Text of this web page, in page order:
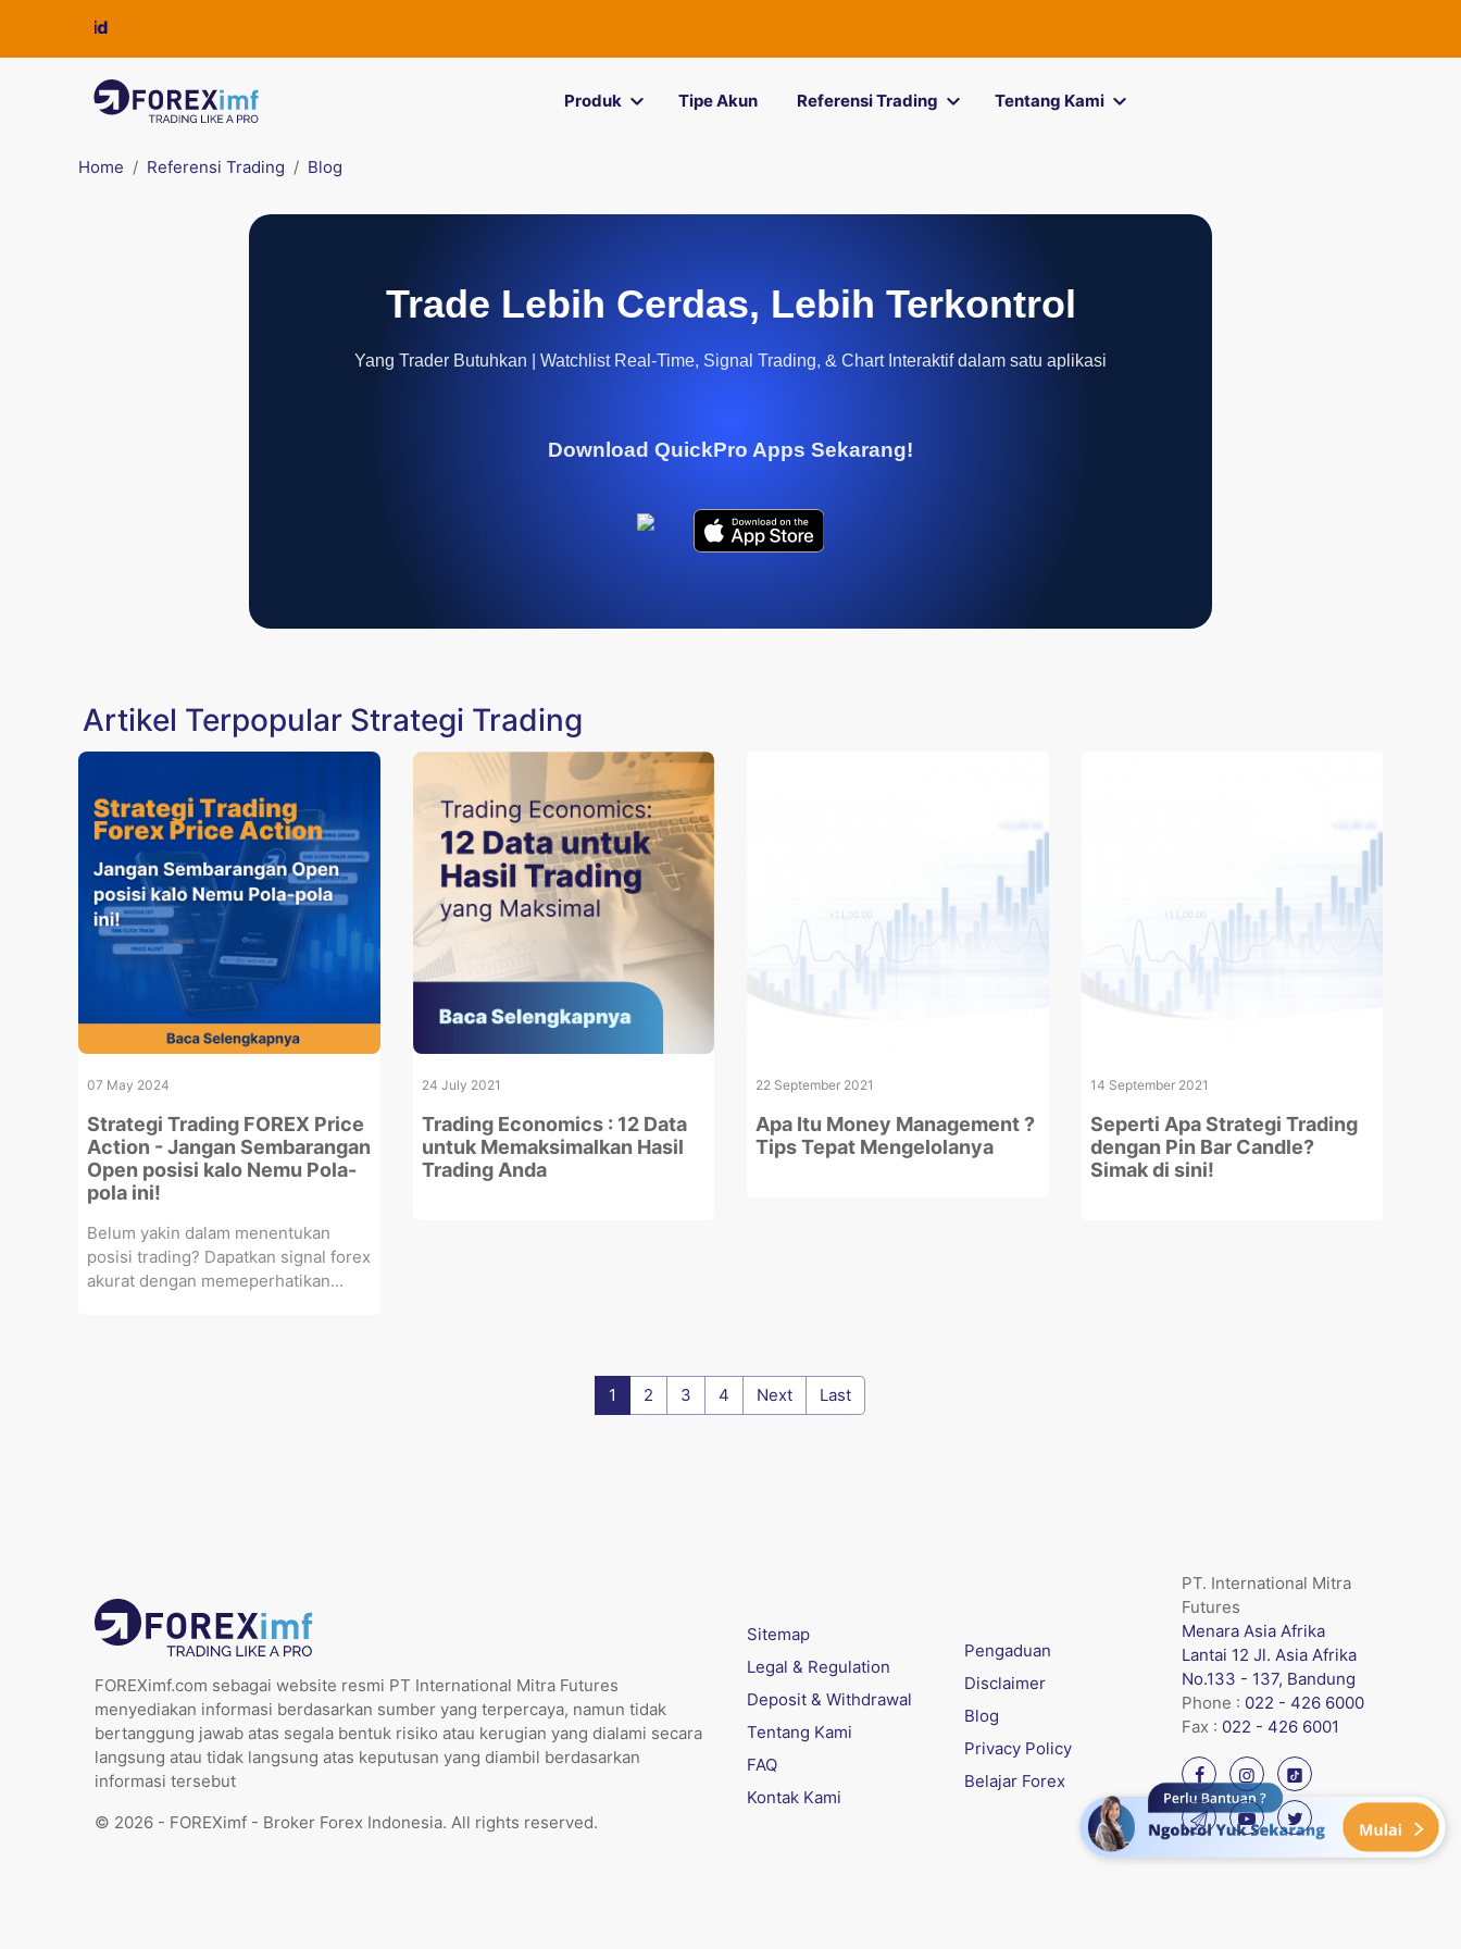
Produk Tipe Akun Referensi Trading Tentang Kami
Home Referensi Trading Blog
Trade Lebih Cerdas, Lebih Terkontrol
Yang Trader Butuhkan | Watchlist Real-Time, Signal Trading, & Chart Interaktif dalam satu aplikasi
Download QuickPro Apps Sekarang!
Artikel Terpopular Strategi Trading
07 May 2024
Strategi Trading FOREX Price
Action - Jangan Sembarangan
Open posisi kalo Nemu Pola-
pola ini!
Belum yakin dalam menentukan
posisi trading? Dapatkan signal forex
akurat dengan memeperhatikan...
24 July 2021
Trading Economics : 12 Data
untuk Memaksimalkan Hasil
Trading Anda
22 September 2021
Apa Itu Money Management ?
Tips Tepat Mengelolanya
14 September 2021
Seperti Apa Strategi Trading
dengan Pin Bar Candle?
Simak di sini!
1 2 3 4 Next Last
FOREXimf.com sebagai website resmi PT International Mitra Futures
menyediakan informasi berdasarkan sumber yang terpercaya, namun tidak
bertanggung jawab atas segala bentuk risiko atau kerugian yang dialami secara
langsung atau tidak langsung atas keputusan yang diambil berdasarkan
informasi tersebut
© 2026 - FOREXimf - Broker Forex Indonesia. All rights reserved.
Sitemap
Legal & Regulation
Deposit & Withdrawal
Tentang Kami
FAQ
Kontak Kami
Pengaduan
Disclaimer
Blog
Privacy Policy
Belajar Forex
PT. International Mitra
Futures
Menara Asia Afrika
Lantai 12 Jl. Asia Afrika
No.133 - 137, Bandung
Phone : 022 - 426 6000
Fax : 022 - 426 6001